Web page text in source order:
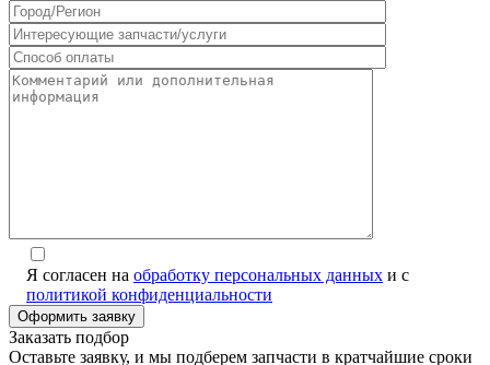
Я согласен на обработку персональных данных и с
политикой конфиденциальности
Заказать подбор
Оставьте заявку, и мы подберем запчасти в кратчайшие сроки